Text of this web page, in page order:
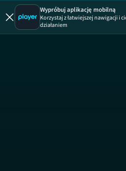
Wypróbuj aplikację mobilną
Korzystaj z łatwiejszej nawigacji i
działaniem